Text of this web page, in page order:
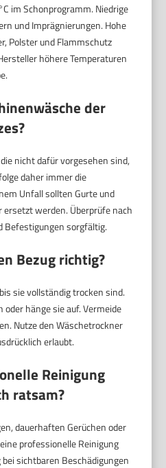
im Schonprogramm. Niedrige
und Imprägnierungen. Hohe
Polster und Flammschutz
höhere Temperaturen
der
nicht dafür vorgesehen sind,
daher immer die
Unfall sollten Gurte und
werden. Überprüfe nach
Befestigungen sorgfältig.
Bezug richtig?
sie vollständig trocken sind.
oder hänge sie auf. Vermeide
Nutze den Wäschetrockner
erlaubt.
Reinigung
ratsam?
dauerhaften Gerüchen oder
professionelle Reinigung
sichtbaren Beschädigungen